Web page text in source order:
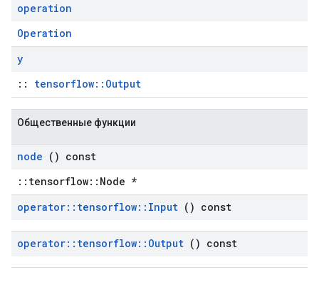
operation
Operation
y
:: tensorflow::Output
Общественные функции
node () const
::tensorflow::Node *
operator:: tensorflow:: Input () const
operator:: tensorflow:: Output () const